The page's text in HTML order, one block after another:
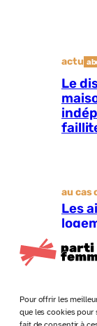
Pour offrir les
que les cookies pour
actu
Le
au cas
Les